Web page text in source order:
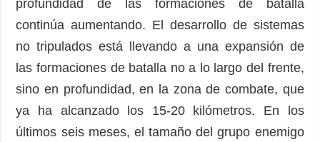
profundidad de las formaciones de batalla
continúa aumentando. El desarrollo de sistemas
no tripulados está llevando a una expansión de
las formaciones de batalla no a lo largo del frente,
sino en profundidad, en la zona de combate, que
ya ha alcanzado los 15-20 kilómetros. En los
últimos seis meses, el tamaño del grupo enemigo